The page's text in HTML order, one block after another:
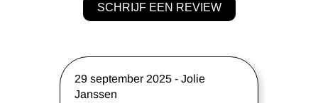
SCHRIJF EEN REVIEW
29 september 2025 - Jolie
Janssen